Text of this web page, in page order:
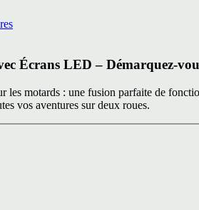
Écrans LED – Démarquez-
les motards : une fusion parfaite de
vos aventures sur deux roues.